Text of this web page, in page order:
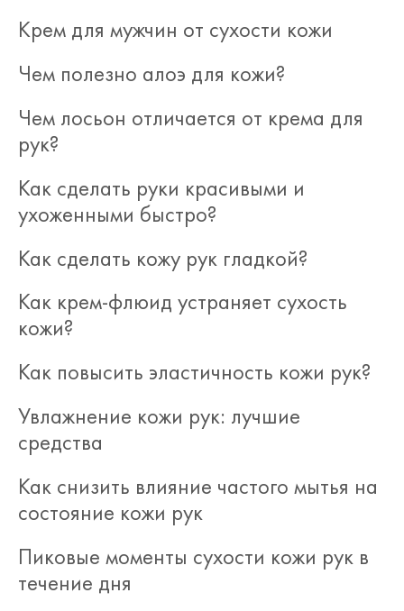
Крем для мужчин от сухости кожи
Чем полезно алоэ для кожи?
Чем лосьон отличается от крема для
рук?
Как сделать руки красивыми и
ухоженными быстро?
Как сделать кожу рук гладкой?
Как крем-флюид устраняет сухость
кожи?
Как повысить эластичность кожи рук?
Увлажнение кожи рук: лучшие
средства
Как снизить влияние частого мытья на
состояние кожи рук
Пиковые моменты сухости кожи рук в
течение дня